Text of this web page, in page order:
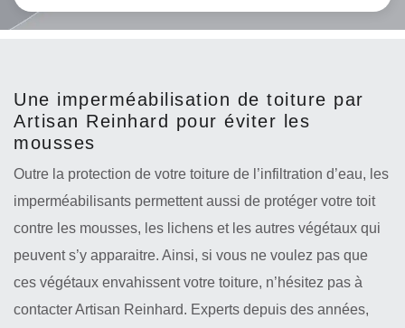
Une imperméabilisation de toiture par
Artisan Reinhard pour éviter les
mousses
Outre la protection de votre toiture de l’infiltration d’eau, les
imperméabilisants permettent aussi de protéger votre toit
contre les mousses, les lichens et les autres végétaux qui
peuvent s’y apparaitre. Ainsi, si vous ne voulez pas que
ces végétaux envahissent votre toiture, n’hésitez pas à
contacter Artisan Reinhard. Experts depuis des années,